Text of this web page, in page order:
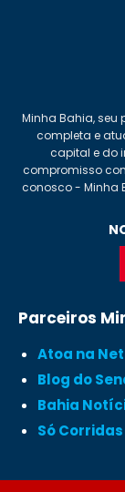
Minha Bahia, seu
completa e
capital e do
compromisso
conosco - Minha
Parceiros
Atoa na Net
Blog do
Bahia
Só Corridas